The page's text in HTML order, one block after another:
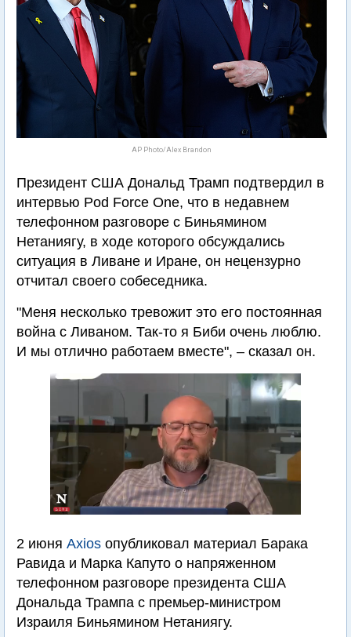
AP Photo/Alex Brandon
Президент США Дональд Трамп подтвердил в
интервью Pod Force One, что в недавнем
телефонном разговоре с Биньямином
Нетаниягу, в ходе которого обсуждались
ситуация в Ливане и Иране, он нецензурно
отчитал своего собеседника.
"Меня несколько тревожит это его постоянная
война с Ливаном. Так-то я Биби очень люблю.
И мы отлично работаем вместе", – сказал он.
2 июня Axios опубликовал материал Барака
Равида и Марка Капуто о напряженном
телефонном разговоре президента США
Дональда Трампа с премьер-министром
Израиля Биньямином Нетаниягу.